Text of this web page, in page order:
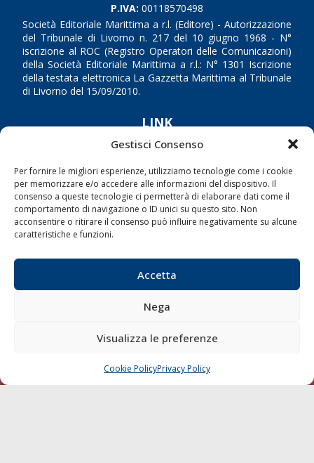
Gestisci Consenso
Per fornire le migliori esperienze, utilizziamo tecnologie come i cookie
per memorizzare e/o accedere alle informazioni del dispositivo. Il
consenso a queste tecnologie ci permetterà di elaborare dati come il
comportamento di navigazione o ID unici su questo sito. Non
acconsentire o ritirare il consenso può influire negativamente su alcune
caratteristiche e funzioni.
Accetta
Nega
Visualizza le preferenze
Cookie PolicyPrivacy Policy
P.IVA: 00118570498
Società Editoriale Marittima a r.l. (Editore) - Autorizzazione
del Tribunale di Livorno n. 217 del 10 giugno 1968 - N°
iscrizione al ROC (Registro Operatori delle Comunicazioni)
della Società Editoriale Marittima a r.l.: N° 1301 Iscrizione
della testata elettronica La Gazzetta Marittima al Tribunale
di Livorno del 15/09/2010.
LINK
Porti/Interporti
Trasporti
Varie
Compagnie di Navigazione
Blue economy
Diporto
Contatti
CHIAMA SCRIVI